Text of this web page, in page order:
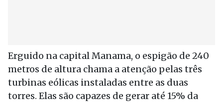
Erguido na capital Manama, o espigão de 240
metros de altura chama a atenção pelas três
turbinas eólicas instaladas entre as duas
torres. Elas são capazes de gerar até 15% da